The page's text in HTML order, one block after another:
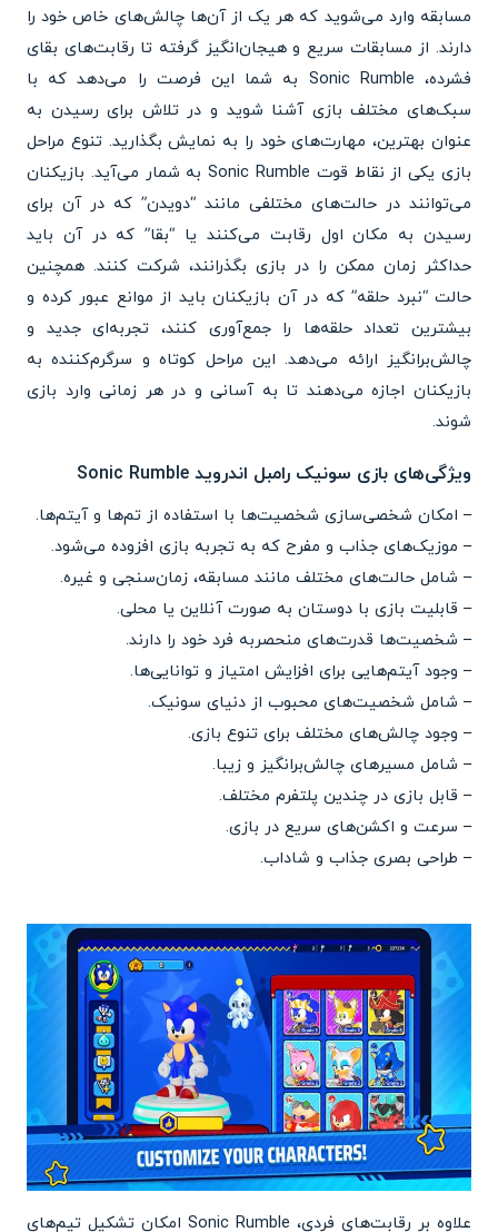
مسابقه وارد می‌شوید که هر یک از آن‌ها چالش‌های خاص خود را
دارند. از مسابقات سریع و هیجان‌انگیز گرفته تا رقابت‌های بقای
فشرده، Sonic Rumble به شما این فرصت را می‌دهد که با
سبک‌های مختلف بازی آشنا شوید و در تلاش برای رسیدن به
عنوان بهترین، مهارت‌های خود را به نمایش بگذارید. تنوع مراحل
بازی یکی از نقاط قوت Sonic Rumble به شمار می‌آید. بازیکنان
می‌توانند در حالت‌های مختلفی مانند “دویدن” که در آن برای
رسیدن به مکان اول رقابت می‌کنند یا “بقا” که در آن باید
حداکثر زمان ممکن را در بازی بگذرانند، شرکت کنند. همچنین
حالت “نبرد حلقه” که در آن بازیکنان باید از موانع عبور کرده و
بیشترین تعداد حلقه‌ها را جمع‌آوری کنند، تجربه‌ای جدید و
چالش‌برانگیز ارائه می‌دهد. این مراحل کوتاه و سرگرم‌کننده به
بازیکنان اجازه می‌دهند تا به آسانی و در هر زمانی وارد بازی
شوند.
ویژگی‌های بازی سونیک رامبل اندروید Sonic Rumble
– امکان شخصی‌سازی شخصیت‌ها با استفاده از تم‌ها و آیتم‌ها.
– موزیک‌های جذاب و مفرح که به تجربه بازی افزوده می‌شود.
– شامل حالت‌های مختلف مانند مسابقه، زمان‌سنجی و غیره.
– قابلیت بازی با دوستان به صورت آنلاین یا محلی.
– شخصیت‌ها قدرت‌های منحصربه فرد خود را دارند.
– وجود آیتم‌هایی برای افزایش امتیاز و توانایی‌ها.
– شامل شخصیت‌های محبوب از دنیای سونیک.
– وجود چالش‌های مختلف برای تنوع بازی.
– شامل مسیرهای چالش‌برانگیز و زیبا.
– قابل بازی در چندین پلتفرم مختلف.
– سرعت و اکشن‌های سریع در بازی.
– طراحی بصری جذاب و شاداب.
علاوه بر رقابت‌های فردی، Sonic Rumble امکان تشکیل تیم‌های